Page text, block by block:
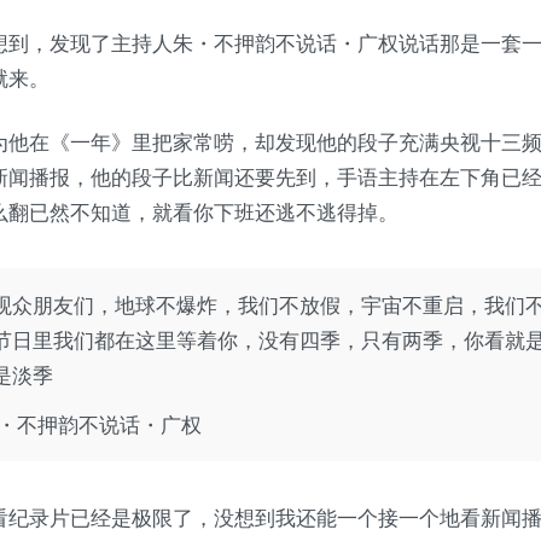
到，发现了主持人朱・不押韵不说话・广权说话那是一套
。
他在《一年》里把家常唠，却发现他的段子充满央视十三
闻播报，他的段子比新闻还要先到，手语主持在左下角已
已然不知道，就看你下班还逃不逃得掉。
众朋友们，地球不爆炸，我们不放假，宇宙不重启，我们
日里我们都在这里等着你，没有四季，只有两季，你看就
淡季
押韵不说话・广权
纪录片已经是极限了，没想到我还能一个接一个地看新闻